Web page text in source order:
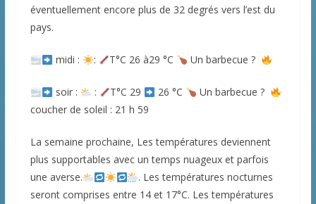
éventuellement encore plus de 32 degrés vers l’est du
pays.
midi : : T°C 26 à29 °C Un barbecue ?
soir : : T°C 29 26 °C
Un barbecue ?
coucher de soleil : 21 h 59
La semaine prochaine, Les températures deviennent
plus supportables avec un temps nuageux et parfois
une averse.
. Les températures nocturnes
seront comprises entre 14 et 17°C. Les températures